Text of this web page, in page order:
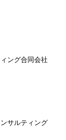
ング合同会社
サルティング